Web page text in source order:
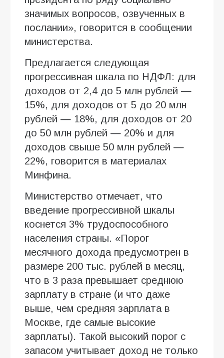
значимых вопросов, озвученных в
послании», говорится в сообщении
министерства.
Предлагается следующая
прогрессивная шкала по НДФЛ: для
доходов от 2,4 до 5 млн рублей —
15%, для доходов от 5 до 20 млн
рублей — 18%, для доходов от 20
до 50 млн рублей — 20% и для
доходов свыше 50 млн рублей —
22%, говорится в материалах
Минфина.
Министерство отмечает, что
введение прогрессивной шкалы
коснется 3% трудоспособного
населения страны. «Порог
месячного дохода предусмотрен в
размере 200 тыс. рублей в месяц,
что в 3 раза превышает среднюю
зарплату в стране (и что даже
выше, чем средняя зарплата в
Москве, где самые высокие
зарплаты). Такой высокий порог с
запасом учитывает доход не только